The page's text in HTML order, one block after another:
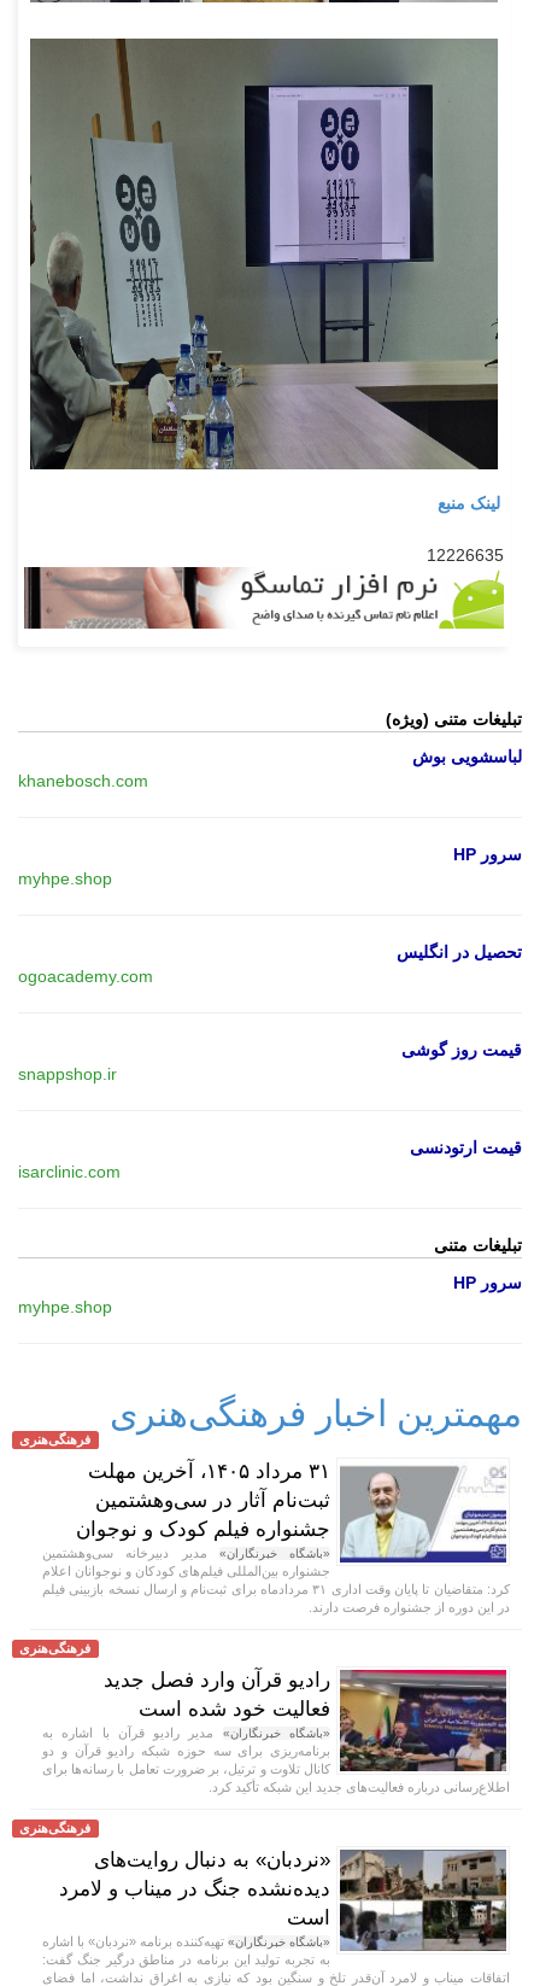
لینک منبع
12226635
تبلیغات متنی (ویژه)
لباسشویی بوش
khanebosch.com
سرور HP
myhpe.shop
تحصیل در انگلیس
ogoacademy.com
قیمت روز گوشی
snappshop.ir
قیمت ارتودنسی
isarclinic.com
تبلیغات متنی
سرور HP
myhpe.shop
مهمترین اخبار فرهنگی‌هنری
فرهنگی‌هنری
۳۱ مرداد ۱۴۰۵، آخرین مهلت
ثبت‌نام آثار در سی‌وهشتمین
جشنواره فیلم کودک و نوجوان
«باشگاه خبرنگاران» مدیر دبیرخانه سی‌وهشتمین
جشنواره بین‌المللی فیلم‌های کودکان و نوجوانان اعلام
کرد: متقاضیان تا پایان وقت اداری ۳۱ مردادماه برای ثبت‌نام و ارسال نسخه بازبینی فیلم
در این دوره از جشنواره فرصت دارند.
فرهنگی‌هنری
رادیو قرآن وارد فصل جدید
فعالیت خود شده است
«باشگاه خبرنگاران» مدیر رادیو قرآن با اشاره به
برنامه‌ریزی برای سه حوزه شبکه رادیو قرآن و دو
کانال تلاوت و ترتیل، بر ضرورت تعامل با رسانه‌ها برای
اطلاع‌رسانی درباره فعالیت‌های جدید این شبکه تأکید کرد.
فرهنگی‌هنری
«نردبان» به دنبال روایت‌های
دیده‌نشده جنگ در میناب و لامرد
است
«باشگاه خبرنگاران» تهیه‌کننده برنامه «نردبان» با اشاره
به تجربه تولید این برنامه در مناطق درگیر جنگ گفت:
اتفاقات میناب و لامرد آن‌قدر تلخ و سنگین بود که نیازی به اغراق نداشت، اما فضای